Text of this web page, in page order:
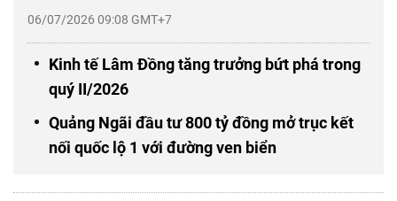
06/07/2026 09:08 GMT+7
Kinh tế Lâm Đồng tăng trưởng bứt phá trong
quý II/2026
Quảng Ngãi đầu tư 800 tỷ đồng mở trục kết
nối quốc lộ 1 với đường ven biển